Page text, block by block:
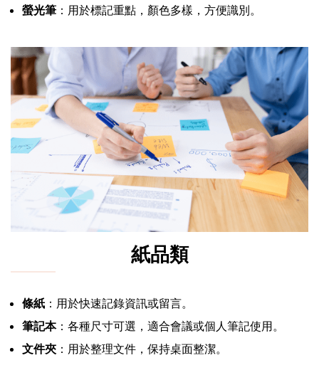
螢光筆 ：用於標記重點，顏色多樣，方便識別。
紙品類
條紙 ：用於快速記錄資訊或留言。
筆記本：各種尺寸可選，適合會議或個人筆記使用。
文件夾 ：用於整理文件，保持桌面整潔。